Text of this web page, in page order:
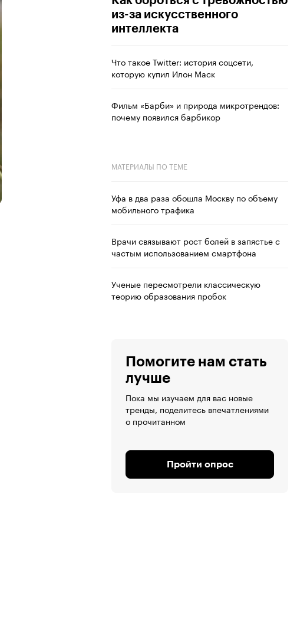
из-за искусственного
интеллекта
Что такое Twitter: история соцсети,
которую купил Илон Маск
Фильм «Барби» и природа микротрендов:
почему появился барбикор
МАТЕРИАЛЫ ПО ТЕМЕ
Уфа в два раза обошла Москву по объему
мобильного трафика
Врачи связывают рост болей в запястье с
частым использованием смартфона
Ученые пересмотрели классическую
теорию образования пробок
Помогите нам стать
лучше
Пока мы изучаем для вас новые
тренды, поделитесь впечатлениями
о прочитанном
Пройти опрос